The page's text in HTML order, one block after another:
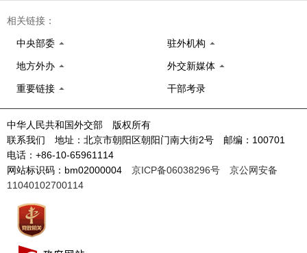
相关链接：
中央部委 驻外机构
地方外办 外交新媒体
重要链接 干部考录
中华人民共和国外交部 版权所有
联系我们 地址：北京市朝阳区朝阳门南大街2号 邮编：100701
电话：+86-10-65961114
网站标识码：bm02000004 京ICP备06038296号
京公网安备
11040102700114